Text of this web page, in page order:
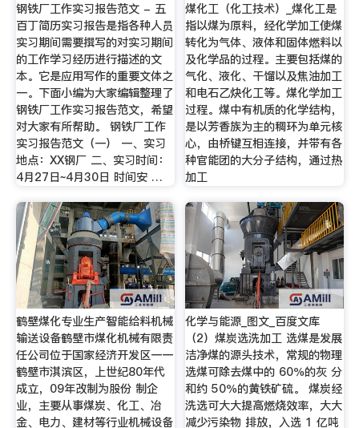
钢铁厂工作实习报告范文 - 五
百丁简历实习报告是指各种人员
实习期间需要撰写的对实习期间
的工作学习经历进行描述的文
本。它是应用写作的重要文体之
一。下面小编为大家编辑整理了
钢铁厂工作实习报告范文，希望
对大家有所帮助。 钢铁厂工作
实习报告范文（一） 一、实习
地点：XX钢厂 二、实习时间：
4月27日~4月30日 时间安 …
煤化工（化工技术）_煤化工是
指以煤为原料，经化学加工使煤
转化为气体、液体和固体燃料以
及化学品的过程。主要包括煤的
气化、液化、干馏以及焦油加工
和电石乙炔化工等。煤化学加工
过程。煤中有机质的化学结构，
是以芳香族为主的稠环为单元核
心，由桥键互相连接，并带有各
种官能团的大分子结构，通过热
加工
鹤壁煤化专业生产智能给料机械
输送设备鹤壁市煤化机械有限责
任公司位于国家经济开发区一一
鹤壁市淇滨区，上世纪80年代
成立，09年改制为股份 制企
业，主要从事煤炭、化工、冶
金、电力、建材等行业机械设备
化学与能源_图文_百度文库
（2）煤炭选洗加工 选煤是发展
洁净煤的源头技术，常规的物理
选煤可除去煤中的 60％的灰 分
和约 50％的黄铁矿硫。 煤炭经
洗选可大大提高燃烧效率，大大
减少污染物 排放，入选 1 亿吨